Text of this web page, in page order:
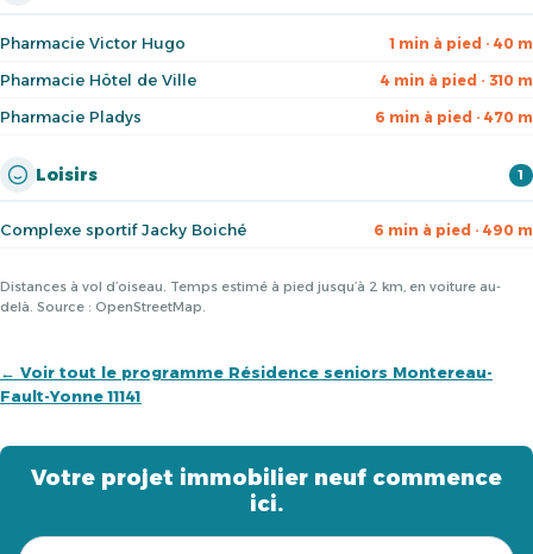
Pharmacie Victor Hugo 1 min à pied · 40 m
Pharmacie Hôtel de Ville 4 min à pied · 310 m
Pharmacie Pladys 6 min à pied · 470 m
Loisirs 1
Complexe sportif Jacky Boiché 6 min à pied · 490 m
Distances à vol d’oiseau. Temps estimé à pied jusqu’à 2 km, en voiture au-
delà. Source : OpenStreetMap.
← Voir tout le programme Résidence seniors Montereau-
Fault-Yonne 11141
Votre projet immobilier neuf commence
ici.